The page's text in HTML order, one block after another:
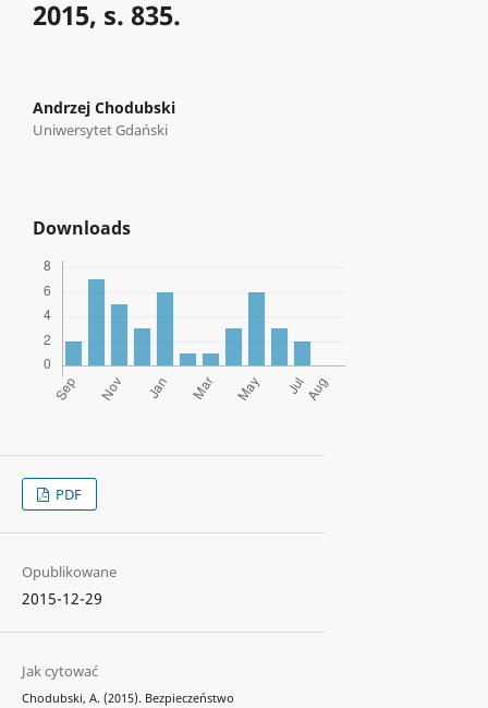
2015, s. 835.
Andrzej Chodubski
Uniwersytet Gdański
Downloads
PDF
Opublikowane
2015-12-29
Jak cytować
Chodubski, A. (2015). Bezpieczeństwo